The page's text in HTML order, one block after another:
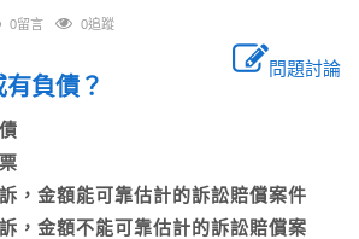
0留言 0追蹤
問題討論
有負債？
債
票
，金額能可靠估計的訴訟賠償案件
，金額不能可靠估計的訴訟賠償案